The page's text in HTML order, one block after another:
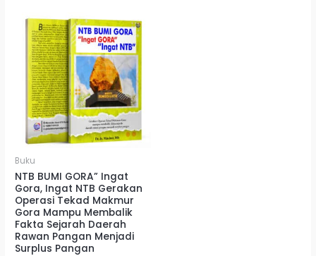
Buku
NTB BUMI GORA” Ingat
Gora, Ingat NTB Gerakan
Operasi Tekad Makmur
Gora Mampu Membalik
Fakta Sejarah Daerah
Rawan Pangan Menjadi
Surplus Pangan